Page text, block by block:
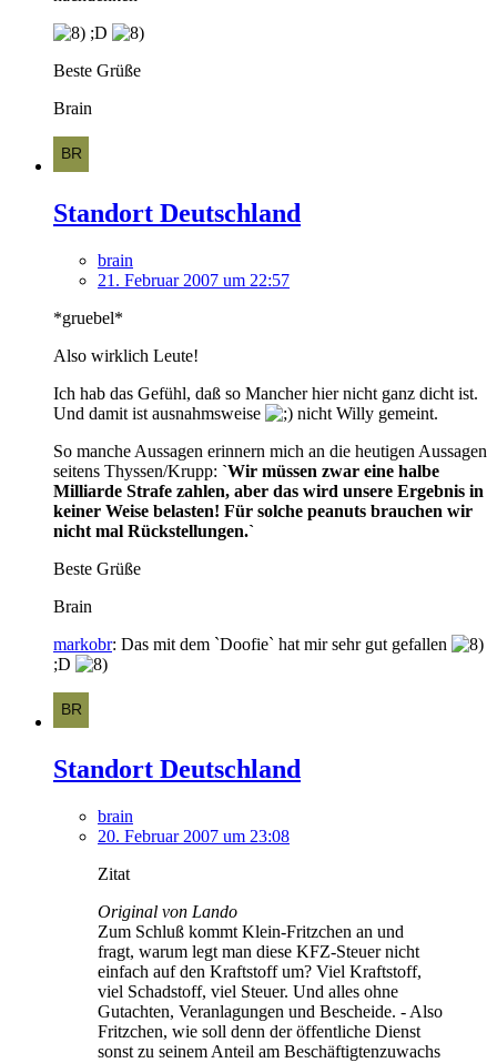
;D
Beste Grüße
Brain
Standort Deutschland
brain
21. Februar 2007 um 22:57
*gruebel*
Also wirklich Leute!
Ich hab das Gefühl, daß so Mancher hier nicht ganz dicht ist.
Und damit ist ausnahmsweise
nicht Willy gemeint.
So manche Aussagen erinnern mich an die heutigen Aussagen
seitens Thyssen/Krupp: `Wir müssen zwar eine halbe
Milliarde Strafe zahlen, aber das wird unsere Ergebnis in
keiner Weise belasten! Für solche peanuts brauchen wir
nicht mal Rückstellungen.`
Beste Grüße
Brain
markobr: Das mit dem `Doofie` hat mir sehr gut gefallen
;D
Standort Deutschland
brain
20. Februar 2007 um 23:08
Zitat
Original von Lando
Zum Schluß kommt Klein-Fritzchen an und
fragt, warum legt man diese KFZ-Steuer nicht
einfach auf den Kraftstoff um? Viel Kraftstoff,
viel Schadstoff, viel Steuer. Und alles ohne
Gutachten, Veranlagungen und Bescheide. - Also
Fritzchen, wie soll denn der öffentliche Dienst
sonst zu seinem Anteil am Beschäftigtenzuwachs